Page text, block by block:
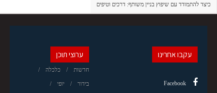
כיצד להתמודד עם שיפוץ בניין משותף: דרכים וטיפים
ערוצי תוכן
חדשות כלכלה
בידור יופי
עקבו אחרינו
Facebook